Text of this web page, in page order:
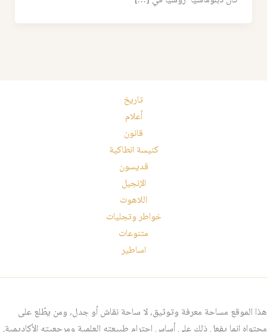
تاريخ
أعلام
قانون
كنيسة انطاكية
قديسون
الإنجيل
اللاهوت
خواطر وتجليات
متنوعات
اساطير
هذا الموقع مساحة معرفة وتوثيق، لا ساحة نقاش أو جدل، ومن يطّلع على